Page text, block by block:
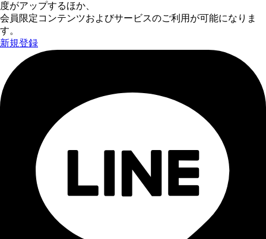
度がアップするほか、
会員限定コンテンツおよびサービスのご利用が可能になりま
す。
新規登録